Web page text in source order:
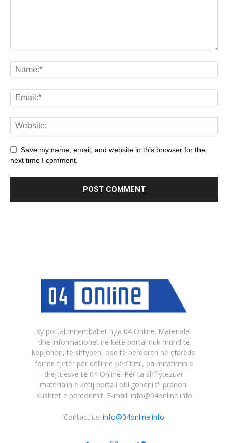
Save my name, email, and website in this browser for the
next time I comment.
Ky portal mirëmbahet nga 04 Online. Materialet
dhe informacionet në këtë portal nuk mund të
kopjohen, të shtypen, ose të përdoren në çfarëdo
forme tjetër për qëllime përfitimi, pa miratimin e
drejtuesve të 04 Online. Për ta shfrytëzuar
materialin e këtij portali obligoheni t'i pranoni
Kushtet e përdorimit. E-mail: info@04online.info
Contact us: info@04online.info